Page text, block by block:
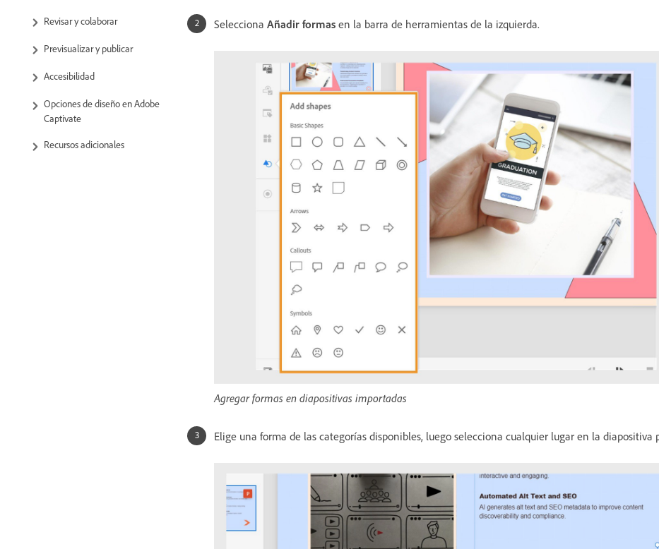
Revisar y colaborar
Previsualizar y publicar
Accesibilidad
Opciones de diseño en Adobe
Captivate
Recursos adicionales
Selecciona Añadir formas en la barra de herramientas de la izquierda.
Agregar formas en diapositivas importadas
Elige una forma de las categorías disponibles, luego selecciona cualquier lugar en la diapositiva